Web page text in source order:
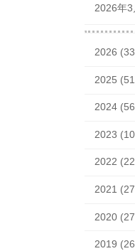
2026年
2026
2025
2024
2023
2022
2021
2020
2019